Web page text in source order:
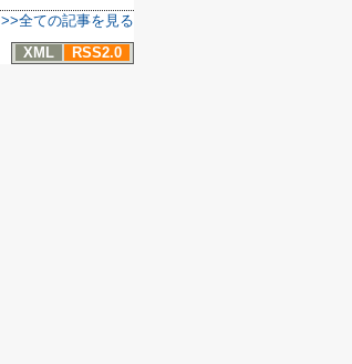
>>全ての記事を見る
XML
RSS2.0